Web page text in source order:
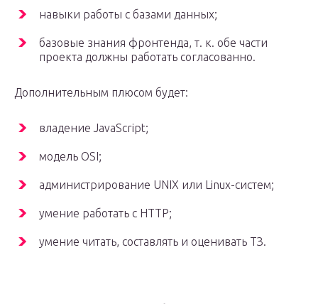
навыки работы с базами данных;
базовые знания фронтенда, т. к. обе части
проекта должны работать согласованно.
Дополнительным плюсом будет:
владение JavaScript;
модель OSI;
администрирование UNIX или Linux-систем;
умение работать с HTTP;
умение читать, составлять и оценивать ТЗ.